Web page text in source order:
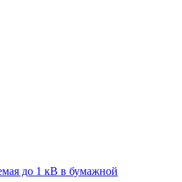
до 1 кВ в бумажной